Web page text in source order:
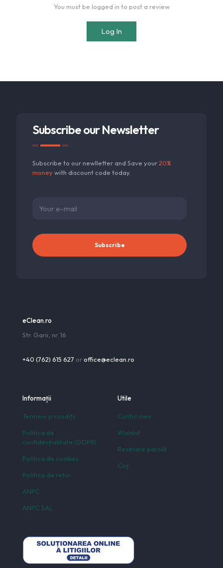
You must be logged in to post a review
Log In
Subscribe our Newsletter
Subscribe to our newlletter and Save your20%
moneywith discount code today.
eClean.ro
Str. Garii, nr. 16
+40 (762) 615 627 oroffice@eclean.ro
Informații
Termeni și condiții
Politica de
confidențialitate (GDPR)
Politica de cookies
Politica de retur
ANPC
ANPC SAL
Utile
Contul meu
Wishlist
Resetare parolă
Coș